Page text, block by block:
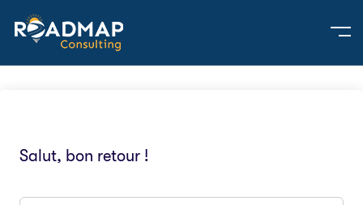
Salut, bon retour !